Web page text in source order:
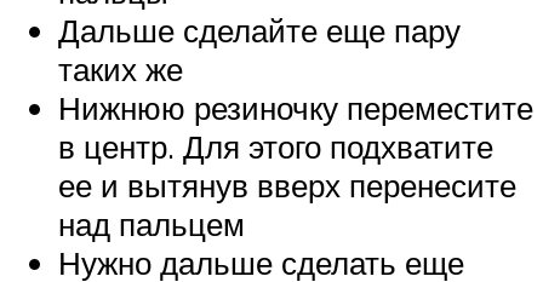
Дальше сделайте еще пару
таких же
Нижнюю резиночку переместите
в центр. Для этого подхватите
ее и вытянув вверх перенесите
над пальцем
Нужно дальше сделать еще